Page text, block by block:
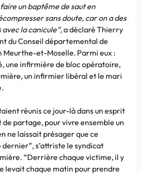
un baptême de saut en
sans doute, car on a des
la canicule”,a déclaré Thierry
du Conseil départemental de
Meurthe-et-Moselle. Parmi eux :
une infirmière de bloc opératoire,
un infirmier libéral et le mari
réunis ce jour-là dans un esprit
partage, pour vivre ensemble un
ne laissait présager que ce
s’attriste le syndicat
“Derrière chaque victime, il y
levait chaque matin pour prendre